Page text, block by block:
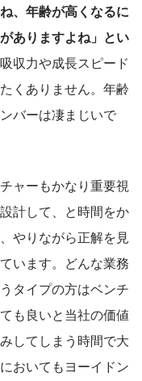
、年齢が高くなるに
ありますよね」とい
吸収力や成長スピード
くありません。年齢
バーは凄まじいで
ャーもかなり重要視
計して、と時間をか
やりながら正解を見
います。どんな業務
タイプの方はベンチ
も良いと当社の価値
してしまう時間で大
おいてもヨーイドン